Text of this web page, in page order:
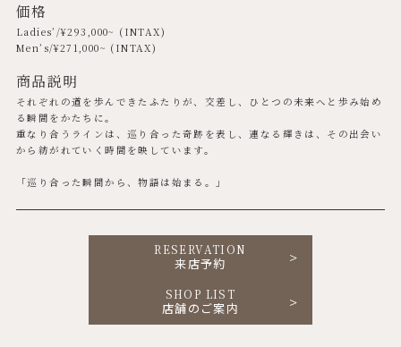
価格
Ladies’/¥293,000~ (INTAX)
Men’s/¥271,000~ (INTAX)
商品説明
それぞれの道を歩んできたふたりが、交差し、ひとつの未来へと歩み始め
る瞬間をかたちに。
重なり合うラインは、巡り合った奇跡を表し、連なる輝きは、その出会い
から紡がれていく時間を映しています。
「巡り合った瞬間から、物語は始まる。」
RESERVATION
来店予約
SHOP LIST
店舗のご案内